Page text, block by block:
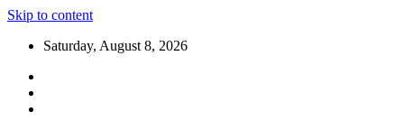
Skip to content
Saturday, August 8, 2026